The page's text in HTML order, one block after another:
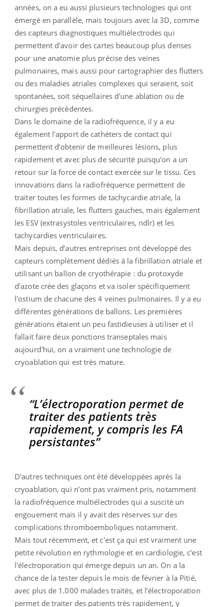
années, on a eu aussi plusieurs technologies qui ont
émergé en parallèle, mais toujours avec la 3D, comme
des capteurs diagnostiques multiélectrodes qui
permettent d'avoir des cartes beaucoup plus denses
pour une anatomie plus précise des veines
pulmonaires, mais aussi pour cartographier des flutters
ou des maladies atriales complexes qui seraient, soit
spontanées, soit séquellaires d'une ablation ou de
chirurgies précédentes.
Dans le domaine de la radiofréquence, il y a eu
également l'apport de cathéters de contact qui
permettent d’obtenir de meilleures lésions, plus
rapidement et avec plus de sécurité puisqu'on a un
retour sur la force de contact exercée sur le tissu. Ces
innovations dans la radiofréquence permettent de
traiter toutes les formes de tachycardie atriale, la
fibrillation atriale, les flutters gauches, mais également
les ESV (extrasystoles ventriculaires, ndlr) et les
tachycardies ventriculaires.
Mais depuis, d’autres entreprises ont développé des
capteurs complètement dédiés à la fibrillation atriale et
utilisant un ballon de cryothérapie : du protoxyde
d'azote crée des glaçons et va isoler spécifiquement
l'ostium de chacune des 4 veines pulmonaires. Il y a eu
différentes générations de ballons. Les premières
générations étaient un peu fastidieuses à utiliser et il
fallait faire deux ponctions transeptales mais
aujourd'hui, on a vraiment une technologie de
cryoablation qui est très mature.
“L’électroporation permet de
traiter des patients très
rapidement, y compris les FA
persistantes”
D'autres techniques ont été développées après la
cryoablation, qui n’ont pas vraiment pris, notamment
la radiofréquence multiélectrodes qui a suscité un
engouement mais il y avait des réserves sur des
complications thromboemboliques notamment.
Mais tout récemment, et c'est ça qui est vraiment une
petite révolution en rythmologie et en cardiologie, c'est
l'électroporation qui émerge depuis un an. On a la
chance de la tester depuis le mois de février à la Pitié,
avec plus de 1.000 malades traités, et l’électroporation
permet de traiter des patients très rapidement, y